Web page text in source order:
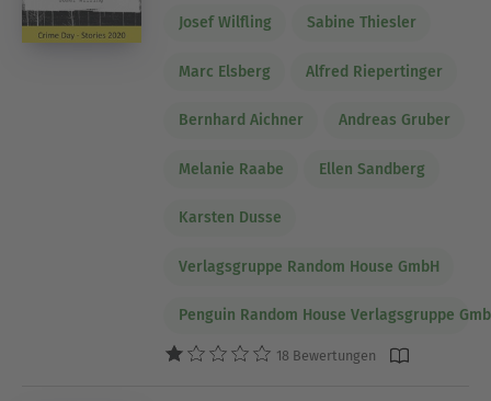
Josef Wilfling Sabine Thiesler
Marc Elsberg Alfred Riepertinger
Bernhard Aichner Andreas Gruber
Melanie Raabe Ellen Sandberg
Karsten Dusse
Verlagsgruppe Random House GmbH
Penguin Random House Verlagsgruppe
18 Bewertungen